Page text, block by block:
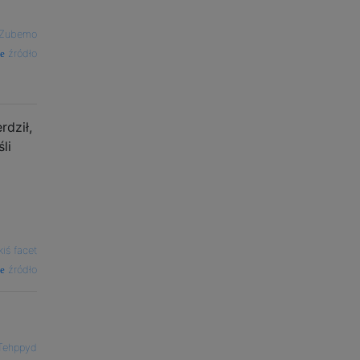
źródło
facet
źródło